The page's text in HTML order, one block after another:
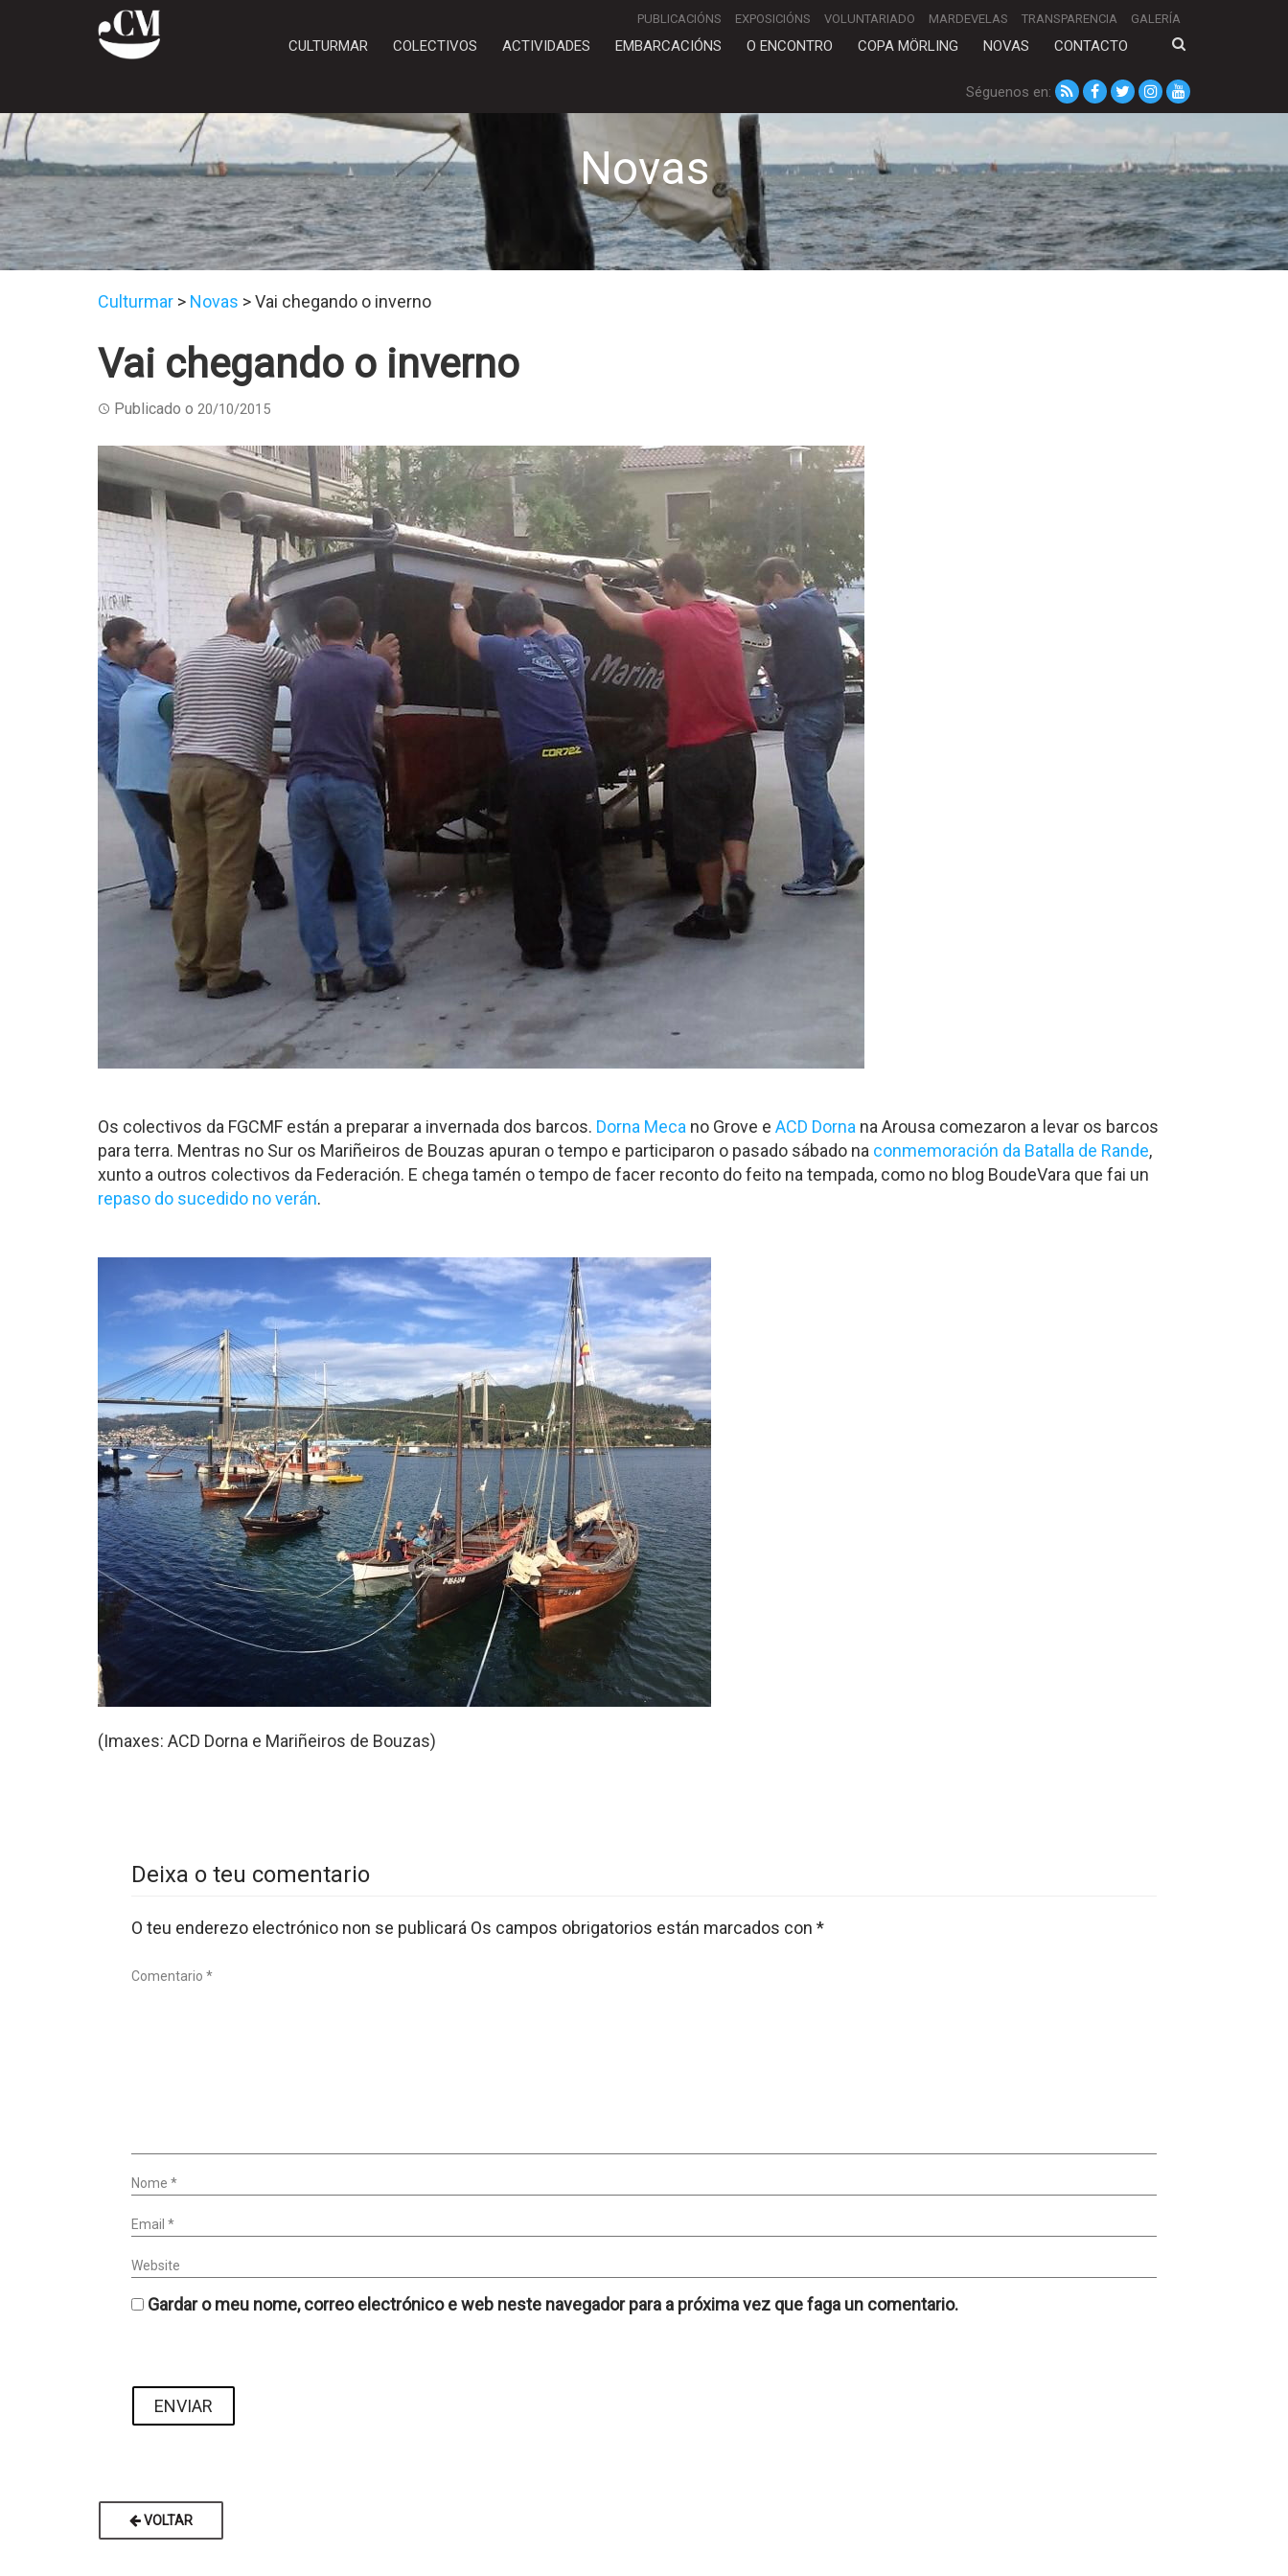
PUBLICACIÓNS EXPOSICIÓNS VOLUNTARIADO MARDEVELAS TRANSPARENCIA GALERÍA
CULTURMAR COLECTIVOS ACTIVIDADES EMBARCACIÓNS O ENCONTRO COPA MÖRLING NOVAS CONTACTO
Séguenos en:
Novas
Culturmar > Novas >Vai chegando o inverno
Vai chegando o inverno
Publicado o 20/10/2015
Os colectivos da FGCMF están a preparar a invernada dos barcos. Dorna Meca no Grove e ACD Dorna na Arousa comezaron a levar os barcos
para terra. Mentras no Sur os Mariñeiros de Bouzas apuran o tempo e participaron o pasado sábado na conmemoración da Batalla de Rande,
xunto a outros colectivos da Federación. E chega tamén o tempo de facer reconto do feito na tempada, como no blog BoudeVara que fai un
repaso do sucedido no verán.
(Imaxes: ACD Dorna e Mariñeiros de Bouzas)
Deixa o teu comentario
O teu enderezo electrónico non se publicará Os campos obrigatorios están marcados con *
Comentario *
Nome *
Email *
Website
Gardar o meu nome, correo electrónico e web neste navegador para a próxima vez que faga un comentario.
VOLTAR